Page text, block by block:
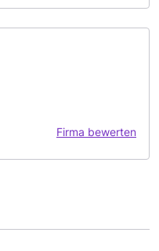
Firma bewerten